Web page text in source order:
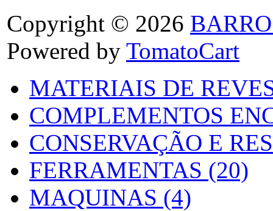
Copyright © 2026
Powered by TomatoCart
MATERIAIS DE
COMPLEMENTOS
CONSERVAÇÃO E
FERRAMENTAS (20)
MAQUINAS (4)